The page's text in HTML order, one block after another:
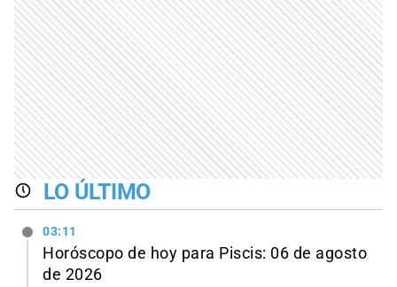
LO ÚLTIMO
03:11
Horóscopo de hoy para Piscis: 06 de agosto
de 2026